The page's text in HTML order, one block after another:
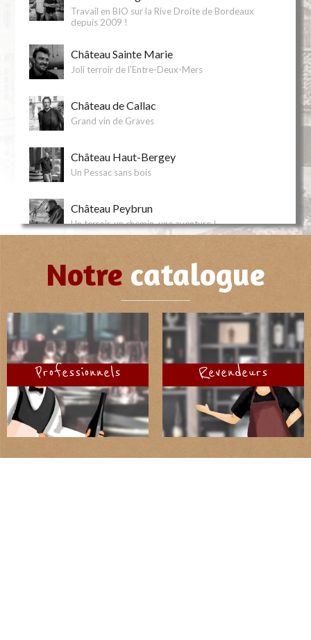
Travail en BIO sur la Rive Droite de Bordeaux
depuis 2009 !
Château Sainte Marie
Joli terroir de l'Entre-Deux-Mers
Château de Callac
Grand vin de Graves
Château Haut-Bergey
Un Pessac sans bois
Château Peybrun
Un terroir, un chemin, une aventure !
Un tout petit vignoble non loin de la Dordogne !
Château Guiraud
Le premier Grand Cru Classé biologique !
Château Fourcas-Dupré
Un cadre bucolique à 35km de Bordeaux !
Château des Annereaux
Une histoire viticole vieille de plus de six siècles !
Notre catalogue
Professionnels Revendeurs